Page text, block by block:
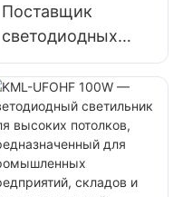
Поставщик
светодиодных
светильников
KML-UFOHA
мощностью 100
Вт для высоких
пролетов,
предназначенных